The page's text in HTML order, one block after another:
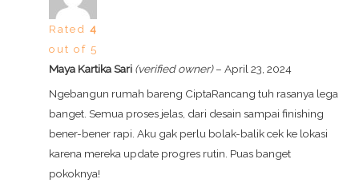
Rated4
out of 5
Maya Kartika Sari (verified owner) – April 23, 2024
Ngebangun rumah bareng CiptaRancang tuh rasanya lega
banget. Semua proses jelas, dari desain sampai finishing
bener-bener rapi. Aku gak perlu bolak-balik cek ke lokasi
karena mereka update progres rutin. Puas banget
pokoknya!